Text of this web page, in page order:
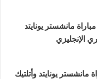
مانشستر يونايتد
الإنجليزي
مانشستر يونايتد وأتلتيك